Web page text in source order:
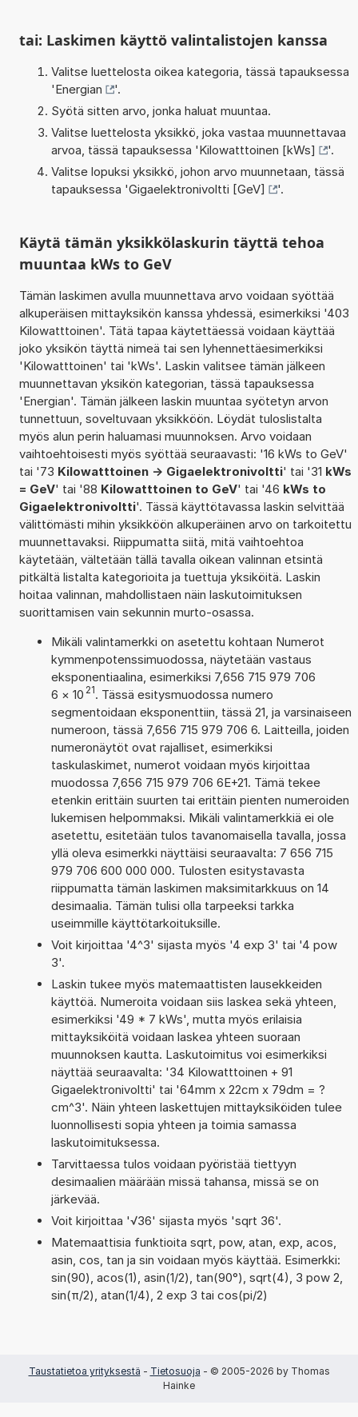
tai: Laskimen käyttö valintalistojen kanssa
Valitse luettelosta oikea kategoria, tässä tapauksessa
'Energian
'.
Syötä sitten arvo, jonka haluat muuntaa.
Valitse luettelosta yksikkö, joka vastaa muunnettavaa
arvoa, tässä tapauksessa 'Kilowatttoinen [kWs]
'.
Valitse lopuksi yksikkö, johon arvo muunnetaan, tässä
tapauksessa 'Gigaelektronivoltti [GeV] '.
Käytä tämän yksikkölaskurin täyttä tehoa
muuntaa kWs to GeV
Tämän laskimen avulla muunnettava arvo voidaan syöttää
alkuperäisen mittayksikön kanssa yhdessä, esimerkiksi '403
Kilowatttoinen'. Tätä tapaa käytettäessä voidaan käyttää
joko yksikön täyttä nimeä tai sen lyhennettäesimerkiksi
'Kilowatttoinen' tai 'kWs'. Laskin valitsee tämän jälkeen
muunnettavan yksikön kategorian, tässä tapauksessa
'Energian'. Tämän jälkeen laskin muuntaa syötetyn arvon
tunnettuun, soveltuvaan yksikköön. Löydät tuloslistalta
myös alun perin haluamasi muunnoksen. Arvo voidaan
vaihtoehtoisesti myös syöttää seuraavasti: '16 kWs to GeV'
tai '73 Kilowatttoinen -> Gigaelektronivoltti' tai '31 kWs
= GeV' tai '88 Kilowatttoinen to GeV' tai '46 kWs to
Gigaelektronivoltti'. Tässä käyttötavassa laskin selvittää
välittömästi mihin yksikköön alkuperäinen arvo on tarkoitettu
muunnettavaksi. Riippumatta siitä, mitä vaihtoehtoa
käytetään, vältetään tällä tavalla oikean valinnan etsintä
pitkältä listalta kategorioita ja tuettuja yksiköitä. Laskin
hoitaa valinnan, mahdollistaen näin laskutoimituksen
suorittamisen vain sekunnin murto-osassa.
Mikäli valintamerkki on asetettu kohtaan Numerot
kymmenpotenssimuodossa, näytetään vastaus
eksponentiaalina, esimerkiksi 7,656 715 979 706
6 × 10 21. Tässä esitysmuodossa numero
segmentoidaan eksponenttiin, tässä 21, ja varsinaiseen
numeroon, tässä 7,656 715 979 706 6. Laitteilla, joiden
numeronäytöt ovat rajalliset, esimerkiksi
taskulaskimet, numerot voidaan myös kirjoittaa
muodossa 7,656 715 979 706 6E+21. Tämä tekee
etenkin erittäin suurten tai erittäin pienten numeroiden
lukemisen helpommaksi. Mikäli valintamerkkiä ei ole
asetettu, esitetään tulos tavanomaisella tavalla, jossa
yllä oleva esimerkki näyttäisi seuraavalta: 7 656 715
979 706 600 000 000. Tulosten esitystavasta
riippumatta tämän laskimen maksimitarkkuus on 14
desimaalia. Tämän tulisi olla tarpeeksi tarkka
useimmille käyttötarkoituksille.
Voit kirjoittaa '4^3' sijasta myös '4 exp 3' tai '4 pow
3'.
Laskin tukee myös matemaattisten lausekkeiden
käyttöä. Numeroita voidaan siis laskea sekä yhteen,
esimerkiksi '49 * 7 kWs', mutta myös erilaisia
mittayksiköitä voidaan laskea yhteen suoraan
muunnoksen kautta. Laskutoimitus voi esimerkiksi
näyttää seuraavalta: '34 Kilowatttoinen + 91
Gigaelektronivoltti' tai '64mm x 22cm x 79dm = ?
cm^3'. Näin yhteen laskettujen mittayksiköiden tulee
luonnollisesti sopia yhteen ja toimia samassa
laskutoimituksessa.
Tarvittaessa tulos voidaan pyöristää tiettyyn
desimaalien määrään missä tahansa, missä se on
järkevää.
Voit kirjoittaa '√36' sijasta myös 'sqrt 36'.
Matemaattisia funktioita sqrt, pow, atan, exp, acos,
asin, cos, tan ja sin voidaan myös käyttää. Esimerkki:
sin(90), acos(1), asin(1/2), tan(90°), sqrt(4), 3 pow 2,
sin(π/2), atan(1/4), 2 exp 3 tai cos(pi/2)
Taustatietoa yrityksestä - Tietosuoja - © 2005-2026 by Thomas
Hainke